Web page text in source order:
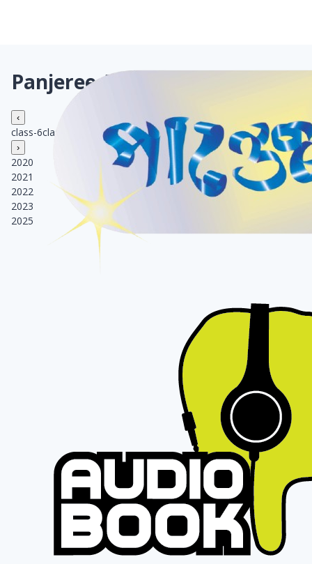
Panjeree Audio Book
‹
class-6class-7 class-8class-9class-11class-12
›
2020
2021
2022
2023
2025